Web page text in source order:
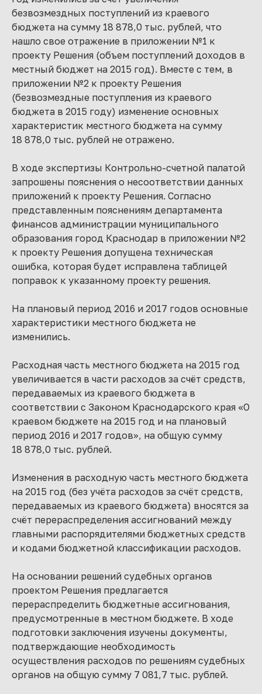
безвозмездных поступлений из краевого
бюджета на сумму 18 878,0 тыс. рублей, что
нашло свое отражение в приложении №1 к
проекту Решения (объем поступлений доходов в
местный бюджет на 2015 год). Вместе с тем, в
приложении №2 к проекту Решения
(безвозмездные поступления из краевого
бюджета в 2015 году) изменение основных
характеристик местного бюджета на сумму
18 878,0 тыс. рублей не отражено.
В ходе экспертизы Контрольно-счетной палатой
запрошены пояснения о несоответствии данных
приложений к проекту Решения. Согласно
представленным пояснениям департамента
финансов администрации муниципального
образования город Краснодар в приложении №2
к проекту Решения допущена техническая
ошибка, которая будет исправлена таблицей
поправок к указанному проекту решения.
На плановый период 2016 и 2017 годов основные
характеристики местного бюджета не
изменились.
Расходная часть местного бюджета на 2015 год
увеличивается в части расходов за счёт средств,
передаваемых из краевого бюджета в
соответствии с Законом Краснодарского края «О
краевом бюджете на 2015 год и на плановый
период 2016 и 2017 годов», на общую сумму
18 878,0 тыс. рублей.
Изменения в расходную часть местного бюджета
на 2015 год (без учёта расходов за счёт средств,
передаваемых из краевого бюджета) вносятся за
счёт перераспределения ассигнований между
главными распорядителями бюджетных средств
и кодами бюджетной классификации расходов.
На основании решений судебных органов
проектом Решения предлагается
перераспределить бюджетные ассигнования,
предусмотренные в местном бюджете. В ходе
подготовки заключения изучены документы,
подтверждающие необходимость
осуществления расходов по решениям судебных
органов на общую сумму 7 081,7 тыс. рублей.